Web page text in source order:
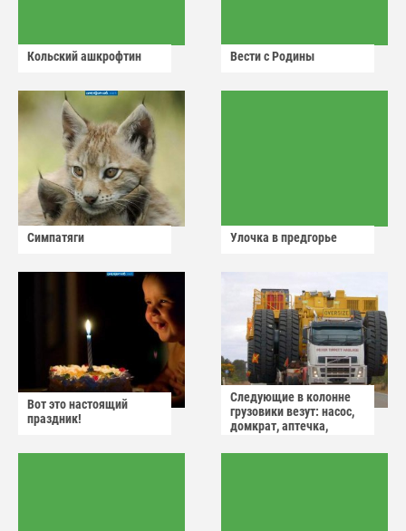
Кольский ашкрофтин Вести с Родины
Симпатяги Улочка в предгорье
Вот это настоящий
праздник!
Следующие в колонне
грузовики везут: насос,
домкрат, аптечка,